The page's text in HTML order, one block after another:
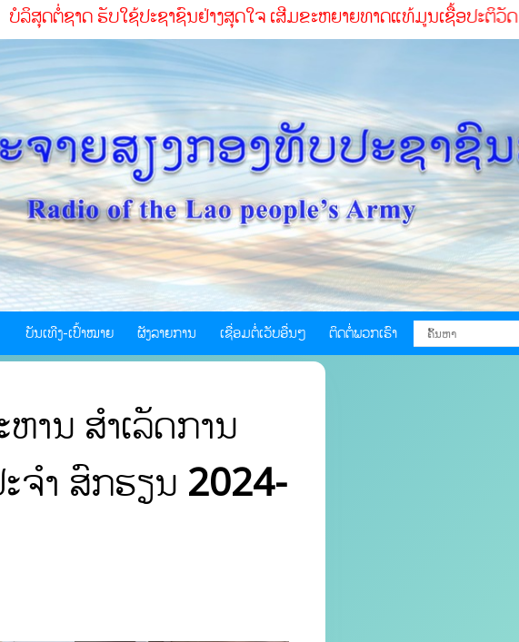
ໃຊ້ປະຊາຊົນຢ່າງສຸດໃຈ ເສີມຂະຫຍາຍທາດແທ້ມູນເຊື້ອປະຕິວັດ ສໍາເລັດທຸກໜ້າທ່ີ
ບັນເທີງ-ເປົ້າໝາຍ ຜັງລາຍການ ເຊື່ອມຕໍ່ເວັບອື່ນໆ ຕິດຕໍ່ພວກເຮົາ
ານ ສໍາເລັດການ
ຈໍາ ສົກຮຽນ 2024-